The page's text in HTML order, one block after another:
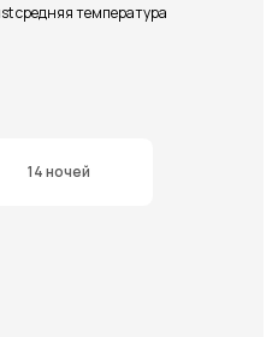
средняя температура
14 ночей